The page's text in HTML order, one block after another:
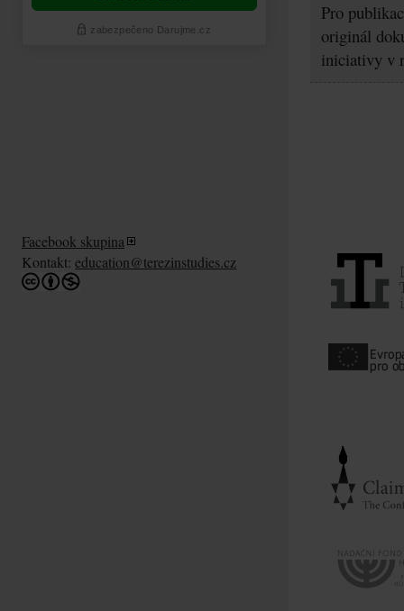
Pro
originál
iniciativy v
Facebook skupina
Kontakt: education@terezinstudies.cz